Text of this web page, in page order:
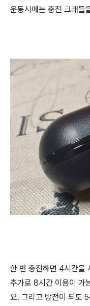
운동시에는 충전 크래들
한 번 충전하면 4시간을
추가로 8시간 이용이 가
요. 그리고 방전이 되도